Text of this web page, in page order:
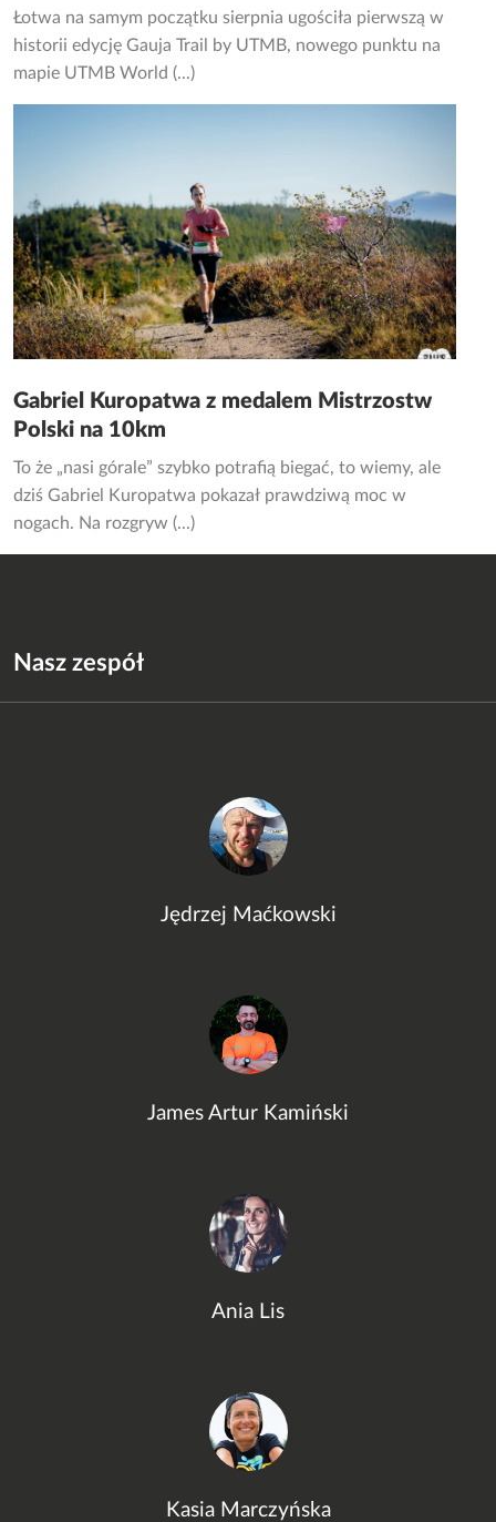
Łotwa na samym początku sierpnia ugościła pierwszą w
historii edycję Gauja Trail by UTMB, nowego punktu na
mapie UTMB World (...)
Gabriel Kuropatwa z medalem Mistrzostw
Polski na 10km
To że „nasi górale” szybko potrafią biegać, to wiemy, ale
dziś Gabriel Kuropatwa pokazał prawdziwą moc w
nogach. Na rozgryw (...)
Nasz zespół
Jędrzej Maćkowski
James Artur Kamiński
Ania Lis
Kasia Marczyńska